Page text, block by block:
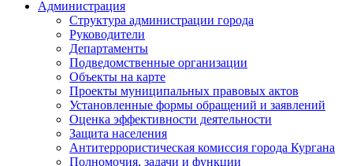
Администрация
Структура администрации города
Руководители
Департаменты
Подведомственные организации
Объекты на карте
Проекты муниципальных правовых актов
Установленные формы обращений и заявлений
Оценка эффективности деятельности
Защита населения
Антитеррористическая комиссия города Кургана
Полномочия, задачи и функции